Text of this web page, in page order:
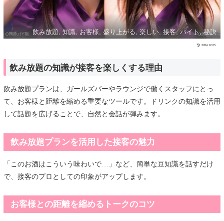
飲み放題, 知識, お客様, 盛り上がる, 楽しい, 接客, バイト, 秘訣
2024.12.05
飲み放題の知識が接客を楽しくする理由
飲み放題プランは、ガールズバーやラウンジで働くスタッフにとっ
て、お客様と距離を縮める重要なツールです。ドリンクの知識を活用
して話題を広げることで、自然と会話が弾みます。
飲み放題プランを活用した接客の魅力
「このお酒はこういう味わいで…」など、簡単な豆知識を話すだけ
で、接客のプロとしての印象がアップします。
お客様との距離を縮めるトークのコツ